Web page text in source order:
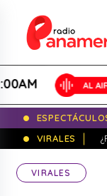
VIRALES
VIRALES